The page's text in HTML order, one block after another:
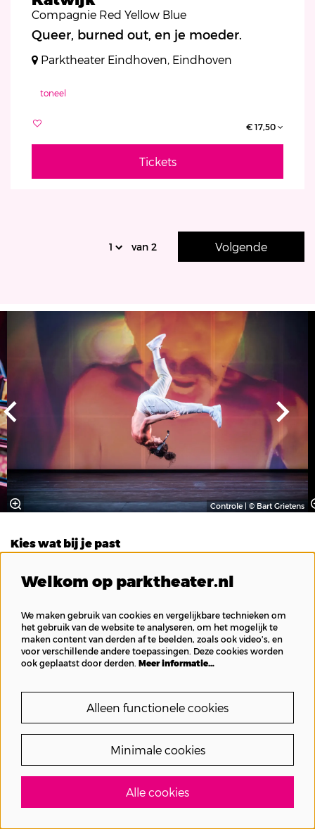
Compagnie Red Yellow Blue
Queer, burned out, en je moeder.
Parktheater Eindhoven, Eindhoven
toneel
€ 17,50
Tickets
van 2 Volgende
Overslaan
Controle | © Bart Grietens
Kies wat bij je past
Jij kiest, jij kijkt, jij voelt. We helpen je kiezen aan de
hand vantien thema's. Van licht en uitbundig tot
scherp en verdiepend. Zo ontdek je niet alleen wat
er speelt, maar vooral wat bij je past. Of je nu komt
voor een grote naam, iets nieuws wilt proberen of je
wilt laten verrassen. Dit seizoen beweegt met je
mee.
Welkom op parktheater.nl
We maken gebruik van cookies en vergelijkbare technieken om
het gebruik van de website te analyseren, om het mogelijk te
maken content van derden af te beelden, zoals ook video’s, en
voor verschillende andere toepassingen. Deze cookies worden
ook geplaatst door derden. Meer informatie…
Alleen functionele cookies
Minimale cookies
Alle cookies